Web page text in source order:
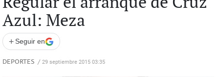
Azul: Meza
+ Seguir en
DEPORTES / 29 septiembre 2015 03:35